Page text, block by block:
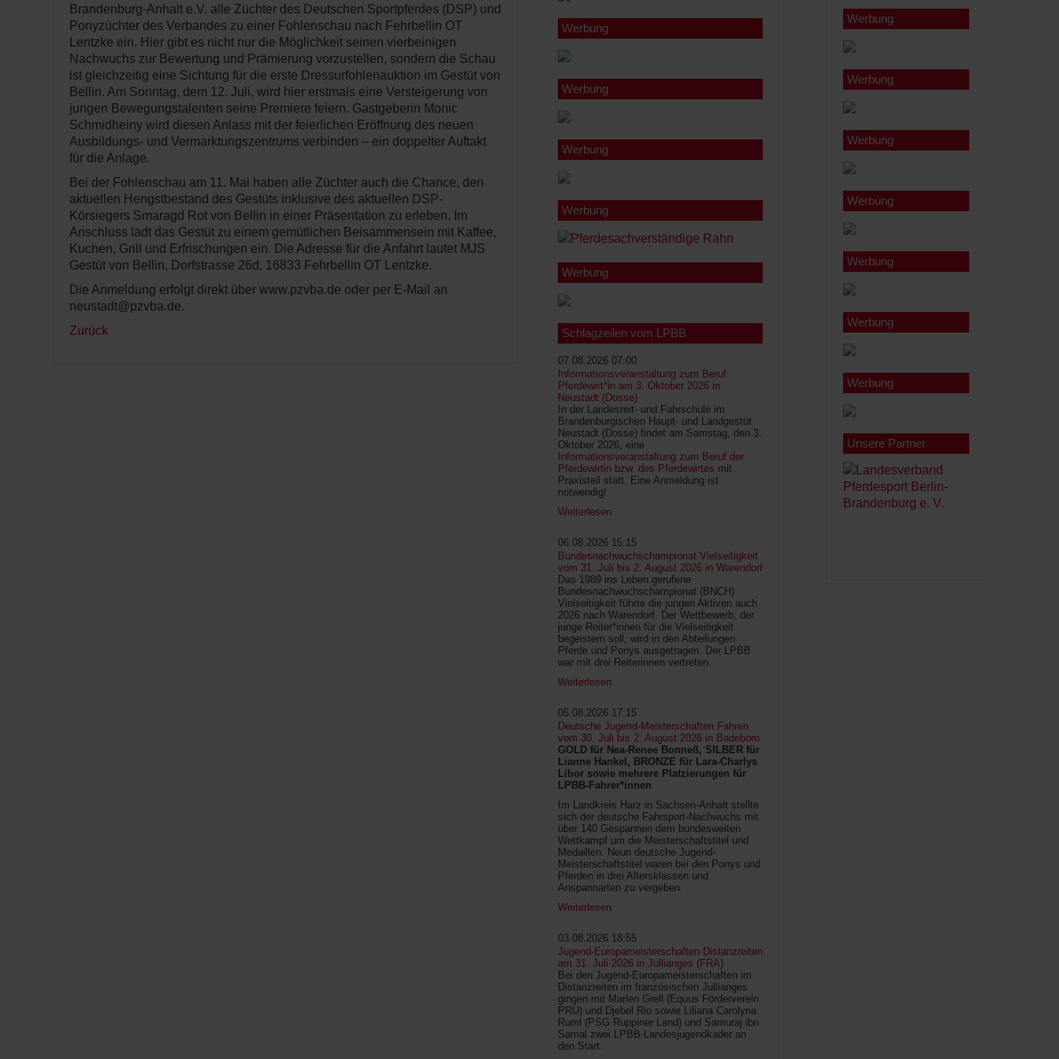
Brandenburg-Anhalt e.V. alle Züchter des Deutschen Sportpferdes (DSP) und
Ponyzüchter des Verbandes zu einer Fohlenschau nach Fehrbellin OT
Lentzke ein. Hier gibt es nicht nur die Möglichkeit seinen vierbeinigen
Nachwuchs zur Bewertung und Prämierung vorzustellen, sondern die Schau
ist gleichzeitig eine Sichtung für die erste Dressurfohlenauktion im Gestüt von
Bellin. Am Sonntag, dem 12. Juli, wird hier erstmals eine Versteigerung von
jungen Bewegungstalenten seine Premiere feiern. Gastgeberin Monic
Schmidheiny wird diesen Anlass mit der feierlichen Eröffnung des neuen
Ausbildungs- und Vermarktungszentrums verbinden – ein doppelter Auftakt
für die Anlage.
Bei der Fohlenschau am 11. Mai haben alle Züchter auch die Chance, den
aktuellen Hengstbestand des Gestüts inklusive des aktuellen DSP-
Körsiegers Smaragd Rot von Bellin in einer Präsentation zu erleben. Im
Anschluss lädt das Gestüt zu einem gemütlichen Beisammensein mit Kaffee,
Kuchen, Grill und Erfrischungen ein. Die Adresse für die Anfahrt lautet MJS
Gestüt von Bellin, Dorfstrasse 26d, 16833 Fehrbellin OT Lentzke.
Die Anmeldung erfolgt direkt über www.pzvba.de oder per E-Mail an
neustadt@pzvba.de.
Zurück
Werbung
Werbung
Werbung
Werbung
Werbung
Schlagzeilen vom LPBB
07.08.2026 07:00
Informationsveranstaltung zum Beruf
Pferdewirt*in am 3. Oktober 2026 in
Neustadt (Dosse)
In der Landesreit- und Fahrschule im
Brandenburgischen Haupt- und Landgestüt
Neustadt (Dosse) findet am Samstag, den 3.
Oktober 2026, eine
Informationsveranstaltung zum Beruf der
Pferdewirtin bzw. des Pferdewirtes mit
Praxisteil statt. Eine Anmeldung ist
notwendig!
Weiterlesen
06.08.2026 15:15
Bundesnachwuchschampionat Vielseitigkeit
vom 31. Juli bis 2. August 2026 in Warendorf
Das 1989 ins Leben gerufene
Bundesnachwuchschampionat (BNCH)
Vielseitigkeit führte die jungen Aktiven auch
2026 nach Warendorf. Der Wettbewerb, der
junge Reiter*innen für die Vielseitigkeit
begeistern soll, wird in den Abteilungen
Pferde und Ponys ausgetragen. Der LPBB
war mit drei Reiterinnen vertreten.
Weiterlesen
05.08.2026 17:15
Deutsche Jugend-Meisterschaften Fahren
vom 30. Juli bis 2. August 2026 in Badeborn
GOLD für Nea-Renee Bonneß, SILBER für
Lianne Hankel, BRONZE für Lara-Charlys
Libor sowie mehrere Platzierungen für
LPBB-Fahrer*innen
Im Landkreis Harz in Sachsen-Anhalt stellte
sich der deutsche Fahrsport-Nachwuchs mit
über 140 Gespannen dem bundesweiten
Wettkampf um die Meisterschaftstitel und
Medaillen. Neun deutsche Jugend-
Meisterschaftstitel waren bei den Ponys und
Pferden in drei Altersklassen und
Anspannarten zu vergeben.
Weiterlesen
03.08.2026 18:55
Jugend-Europameisterschaften Distanzreiten
am 31. Juli 2026 in Jullianges (FRA)
Bei den Jugend-Europameisterschaften im
Distanzreiten im französischen Jullianges
gingen mit Marlen Grell (Equus Förderverein
PRU) und Djebel Rio sowie Liliana Carolyna
Ruml (PSG Ruppiner Land) und Samuraj ibn
Samal zwei LPBB-Landesjugendkader an
den Start.
Werbung
Werbung
Werbung
Werbung
Werbung
Werbung
Werbung
Unsere Partner